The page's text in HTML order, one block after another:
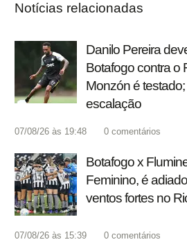
Notícias relacionadas
Danilo Pereira
Botafogo contra o
Monzón é
escalação
07/08/26 às 19:48 0 comentários
Botafogo x
Feminino, é
ventos fortes no
07/08/26 às 15:39 0 comentários